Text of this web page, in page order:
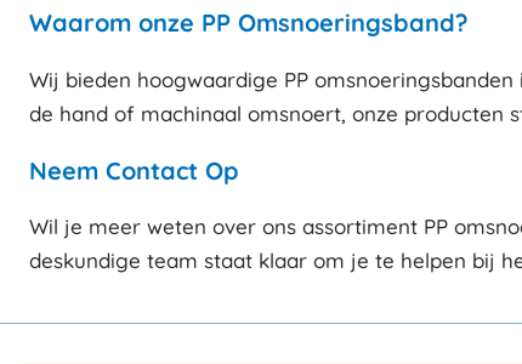
Waarom onze PP Omsnoeringsband?
Wij bieden hoogwaardige PP
de hand of machinaal omsnoert, onze producten
Neem Contact Op
Wil je meer weten over ons assortiment PP
deskundige team staat klaar om je te helpen bij